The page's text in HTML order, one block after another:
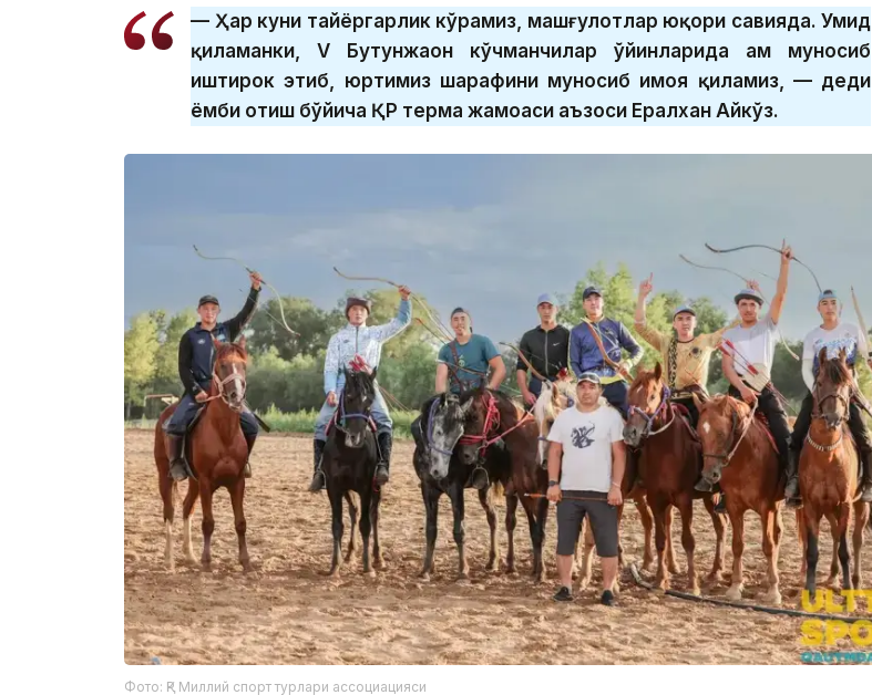
— Ҳар куни тайёргарлик кўрамиз, машғулотлар юқори савияда. Умид
қиламанки, V Бутунжаҳон кўчманчилар ўйинларида ҳам муносиб
иштирок этиб, юртимиз шарафини муносиб ҳимоя қиламиз, — деди
ёмби отиш бўйича ҚР терма жамоаси аъзоси Ералхан Айкўз.
Фото: ҚР Миллий спорт турлари ассоциацияси